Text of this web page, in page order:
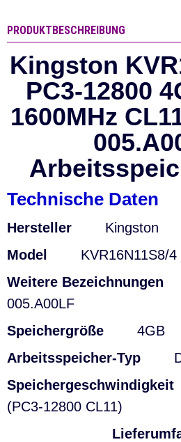
PRODUKTBESCHREIBUNG
Kingston
PC3-12800
1600MHz
Technische Daten
Hersteller
Kingston
Model
KVR16N11S8/4
Weitere Bezeichnungen
005.A00LF
Speichergröße 4GB
Arbeitsspeicher-Typ
Speichergeschwindigkeit
(PC3-12800 CL11)